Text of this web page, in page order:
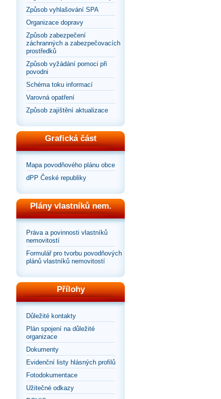
Způsob vyhlašování SPA
Organizace dopravy
Způsob zabezpečení
záchranných a zabezpečovacích
prostředků
Způsob vyžádání pomoci při
povodni
Schéma toku informací
Varovná opatření
Způsob zajištění aktualizace
Grafická část
Mapa povodňového plánu obce
dPP České republiky
Plány vlastníků nem.
Práva a povinnosti vlastníků
nemovitostí
Formulář pro tvorbu povodňových
plánů vlastníků nemovitostí
Přílohy
Důležité kontakty
Plán spojení na důležité
organizace
Dokumenty
Evidenční listy hlásných profilů
Fotodokumentace
Užitečné odkazy